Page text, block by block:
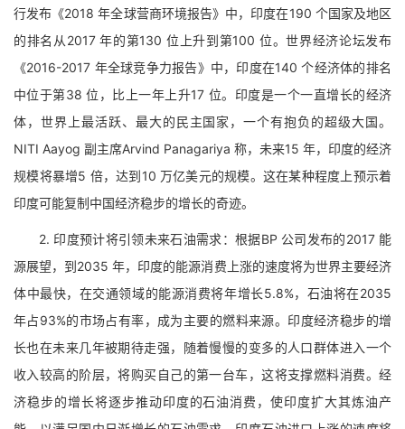
行发布《2018 年全球营商环境报告》中，印度在190 个国家及地区
的排名从2017 年的第130 位上升到第100 位。世界经济论坛发布
《2016-2017 年全球竞争力报告》中，印度在140 个经济体的排名
中位于第38 位，比上一年上升17 位。印度是一个一直增长的经济
体，世界上最活跃、最大的民主国家，一个有抱负的超级大国。
NITI Aayog 副主席Arvind Panagariya 称，未来15 年，印度的经济
规模将暴增5 倍，达到10 万亿美元的规模。这在某种程度上预示着
印度可能复制中国经济稳步的增长的奇迹。
2. 印度预计将引领未来石油需求：根据BP 公司发布的2017 能
源展望，到2035 年，印度的能源消费上涨的速度将为世界主要经济
体中最快，在交通领域的能源消费将年增长5.8%，石油将在2035
年占93%的市场占有率，成为主要的燃料来源。印度经济稳步的增
长也在未来几年被期待走强，随着慢慢的变多的人口群体进入一个
收入较高的阶层，将购买自己的第一台车，这将支撑燃料消费。经
济稳步的增长将逐步推动印度的石油消费，使印度扩大其炼油产